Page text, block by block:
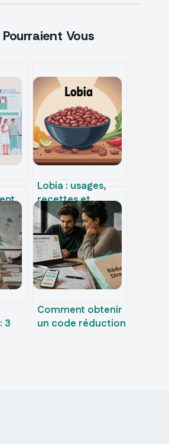
Vous
Lobia : usages,
recettes et
bienfaits de ce
haricot méconnu
3
Comment obtenir
un code réduction